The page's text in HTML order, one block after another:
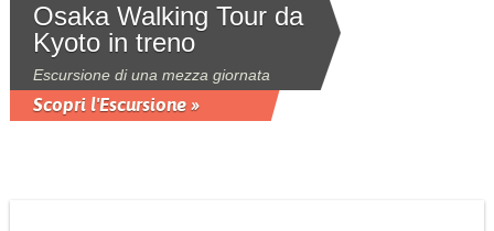
Osaka Walking Tour da
Kyoto in treno
Escursione di una mezza giornata
Scopri l'Escursione »